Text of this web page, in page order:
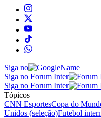
Siga no
Siga no Forum Inter
Siga no Forum Inter
Tópicos
CNN EsportesCopa do
Unidos (seleção)Futebol